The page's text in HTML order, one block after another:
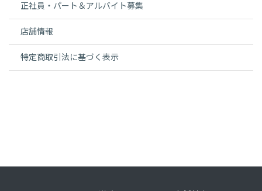
正社員・パート＆アルバイト募集
店舗情報
特定商取引法に基づく表示